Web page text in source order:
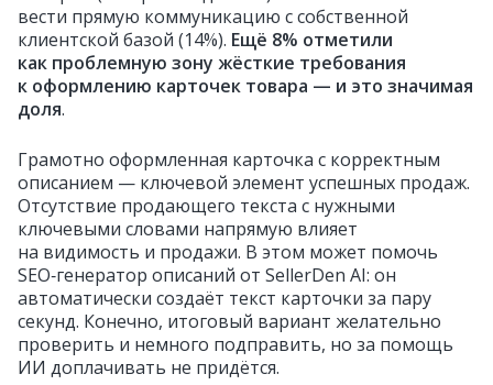
вести прямую коммуникацию с собственной
клиентской базой (14%). Ещё 8% отметили
как проблемную зону жёсткие требования
к оформлению карточек товара — и это значимая
доля.
Грамотно оформленная карточка с корректным
описанием — ключевой элемент успешных продаж.
Отсутствие продающего текста с нужными
ключевыми словами напрямую влияет
на видимость и продажи. В этом может помочь
SEO‑генератор описаний от SellerDen AI: он
автоматически создаёт текст карточки за пару
секунд. Конечно, итоговый вариант желательно
проверить и немного подправить, но за помощь
ИИ доплачивать не придётся.